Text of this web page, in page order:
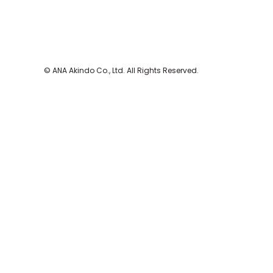
© ANA Akindo Co., Ltd. All Rights Reserved.